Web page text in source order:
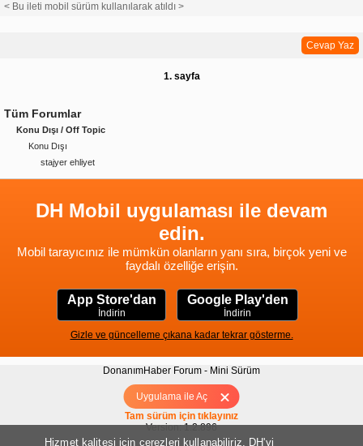
Uygulama ile Aç
< Bu ileti mobil sürüm kullanılarak atıldı >
Cevap Yaz
1. sayfa
Tüm Forumlar
Konu Dışı / Off Topic
Konu Dışı
stajyer ehliyet
DH Mobil uygulaması ile devam
edin.
Mobil tarayıcınız ile mümkün olanların yanı sıra, birçok yeni ve
faydalı özelliğe erişin.
App Store'dan
İndirin
Google Play'den
İndirin
Gizle ve güncelleme çıkana kadar tekrar gösterme.
DonanımHaber Forum - Mini Sürüm
Hakkımızda|Yukarı
Tam sürüm için tıklayınız
Version: 1.2.896
Hizmet kalitesi için çerezleri kullanabiliriz, DH'yi